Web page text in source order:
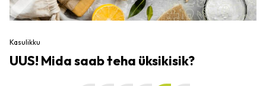
Kasulikku
UUS! Mida saab teha üksikisik?